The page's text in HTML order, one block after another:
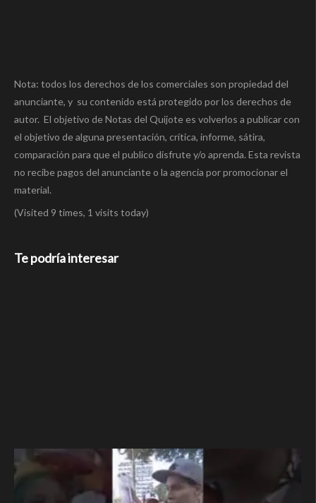
Nota: todos los derechos de los comerciales son propiedad del
anunciante, y su contenido está protegido por los derechos de
autor. El objetivo de Notas del Quijote es volverlos a publicar con
el objetivo de alguna presentación, crítica, informe, sátira,
comparación para que el publico disfrute y/o aprenda. Esta revista
no recibe pagos del anunciante o la agencia por promocionar el
material.
(Visited 9 times, 1 visits today)
Te podría interesar